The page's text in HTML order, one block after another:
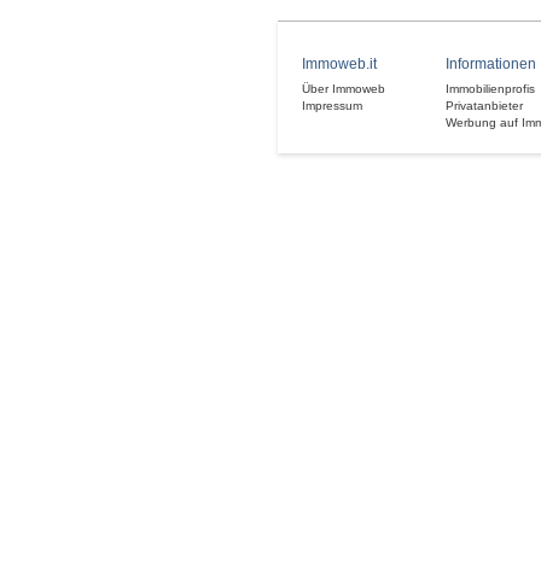
Immoweb.it
Über Immoweb
Impressum
Informationen
Immobilienprofis
Privatanbieter
Werbung auf